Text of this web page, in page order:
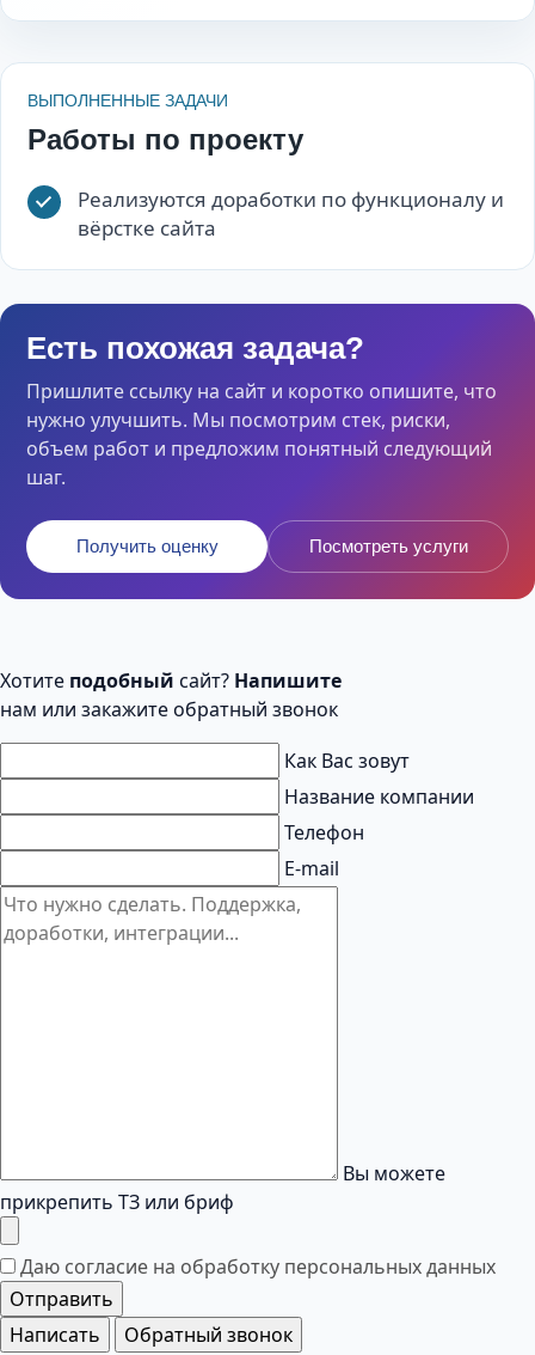
ВЫПОЛНЕННЫЕ ЗАДАЧИ
Работы по проекту
Реализуются доработки по функционалу и
вёрстке сайта
Есть похожая задача?
Пришлите ссылку на сайт и коротко опишите, что
нужно улучшить. Мы посмотрим стек, риски,
объем работ и предложим понятный следующий
шаг.
Получить оценку Посмотреть услуги
Хотите подобный сайт? Напишите
нам или закажите обратный звонок
Как Вас зовут
Название компании
Телефон
E-mail
Вы можете
прикрепить ТЗ или бриф
Даю согласие на обработку персональных данных
Отправить
Написать
Обратный звонок